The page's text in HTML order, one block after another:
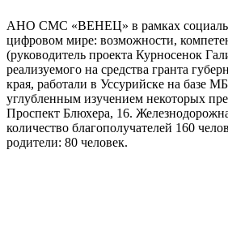
АНО СМС «ВЕНЕЦ» в рамках
цифровом мире: возможности,
(руководитель проекта Курносенок
реализуемого на средства гранта
края, работали в Уссурийске на
углубленным изучением некоторых
Проспект Блюхера, 16.
количество благополучателей 160
родители: 80 человек.